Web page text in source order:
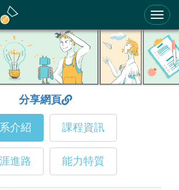
中育才輔助系統
分享網頁
介紹 課程資訊
進路 能力特質